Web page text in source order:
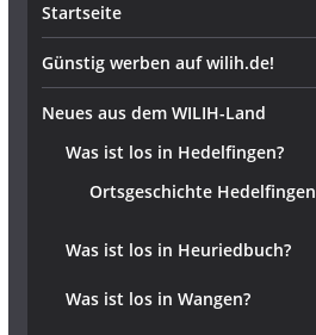
Startseite
Günstig werben auf wilih.de!
Neues aus dem WILIH-Land
Was ist los in Hedelfingen?
Ortsgeschichte Hedelfingen
Was ist los in Heuriedbuch?
Was ist los in Wangen?